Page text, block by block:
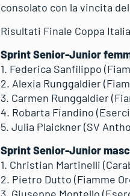
consolato con la vincita
Risultati Finale Coppa
Sprint Senior-Junior
1. Federica Sanfilippo
2. Alexia Runggaldier
3. Carmen Runggaldier
4. Robarta Fiandino
5. Julia Plaickner (SV
Sprint Senior-Junior
1. Christian Martinelli
2. Pietro Dutto (Fiamme